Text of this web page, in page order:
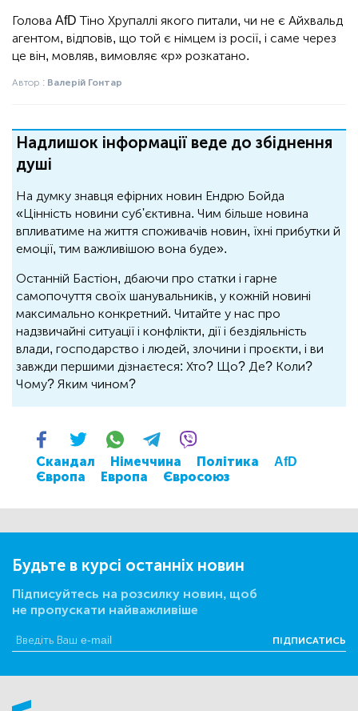
Голова AfD Тіно Хрупаллі якого питали, чи не є Айхвальд
агентом, відповів, що той є німцем із росії, і саме через
це він, мовляв, вимовляє «р» розкатано.
Автор : Валерій Гонтар
Надлишок інформації веде до збіднення
душі
На думку знавця ефірних новин Ендрю Бойда
«Цінність новини суб'єктивна. Чим більше новина
впливатиме на життя споживачів новин, їхні прибутки й
емоції, тим важливішою вона буде».
Останній Бастіон, дбаючи про статки і гарне
самопочуття своїх шанувальників, у кожній новині
максимально конкретний. Читайте у нас про
надзвичайні ситуації і конфлікти, дії і бездіяльність
влади, господарство і людей, злочини і проєкти, і ви
завжди першими дізнаєтеся: Хто? Що? Де? Коли?
Чому? Яким чином?
Скандал Німеччина Політика
AfD
Європа
Европа Євросоюз
Будьте в курсі останніх новин
Підписуйтесь на розсилку новин, щоб
не пропускати найважливіше
ПІДПИСАТИСЬ